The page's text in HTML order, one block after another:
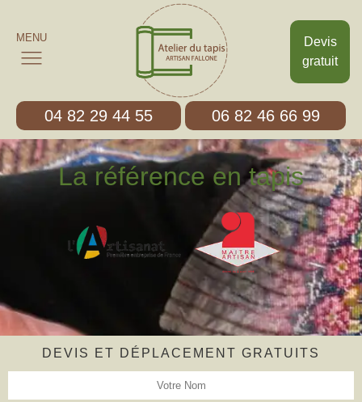
Devis
gratuit
MENU
04 82 29 44 55 06 82 46 66 99
La référence en tapis
DEVIS ET DÉPLACEMENT GRATUITS